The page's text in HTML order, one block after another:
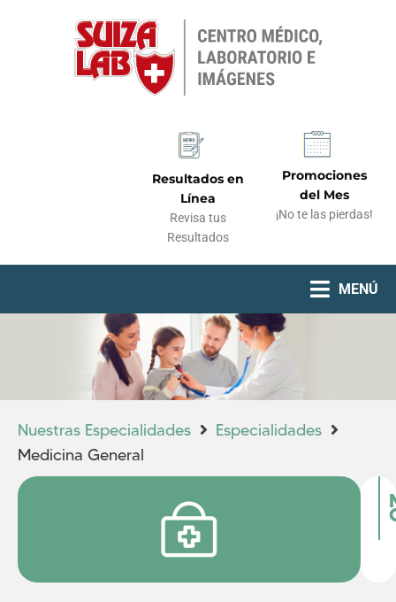
Resultados en
Línea
Revisa tus
Resultados
Promociones
del Mes
¡No te las pierdas!
MENÚ
Nuestras Especialidades
Especialidades
Medicina General